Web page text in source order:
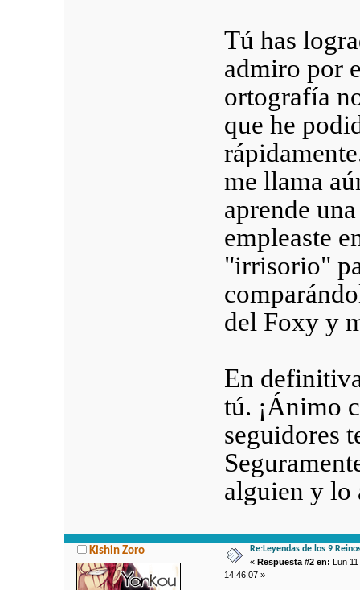
Tú has
admiro por
ortografía
que he
me llama
aprende
empleaste
"irrisorio"
del Foxy y
En
tú. ¡Ánimo
seguidores
alguien y lo
Kishin Zoro
Re:Leyendas de los 9
« Respuesta #2 en:
Lun
14:46:07 »